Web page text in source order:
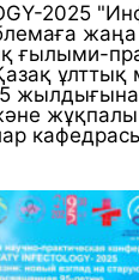
-2025 "
жаңа
ғылыми-
ұлттық
жылдығына
жұқпалы